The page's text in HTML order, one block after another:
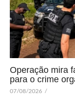
Operação mira
para o crime
07/08/2026 /